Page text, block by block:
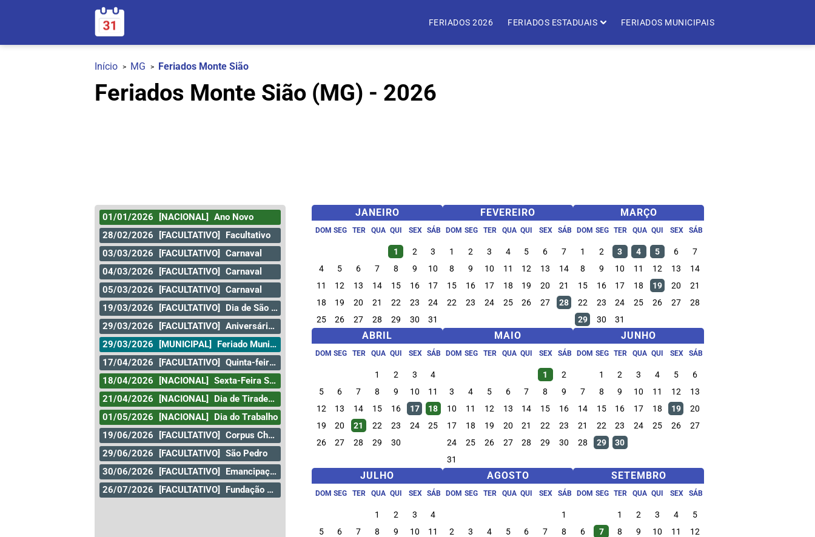
FERIADOS 2026 FERIADOS ESTADUAIS FERIADOS MUNICIPAIS
Início MG Feriados Monte Sião
Feriados Monte Sião (MG) - 2026
01/01/2026 [NACIONAL]
Ano Novo
28/02/2026
[FACULTATIVO]
Facultativo
03/03/2026
[FACULTATIVO]
Carnaval
04/03/2026
[FACULTATIVO]
Carnaval
05/03/2026
[FACULTATIVO]
Carnaval
19/03/2026
[FACULTATIVO]
Dia de São José
29/03/2026
[FACULTATIVO]
Aniversário da Cidade de Curitiba
29/03/2026
[MUNICIPAL]
Feriado Municipal
17/04/2026
[FACULTATIVO]
Quinta-feira santa
18/04/2026
[NACIONAL]
Sexta-Feira Santa
21/04/2026
[NACIONAL]
Dia de Tiradentes
01/05/2026
[NACIONAL]
Dia do Trabalho
19/06/2026
[FACULTATIVO]
Corpus Christi
29/06/2026
[FACULTATIVO]
São Pedro
30/06/2026
[FACULTATIVO]
Emancipação
26/07/2026
[FACULTATIVO] Fundação da Cidade de Goiás
JANEIRO
DOM SEG TER QUA QUI SEX SÁB
1 2
3
4
5 6 7 8 9
10
11
12 13 14 15 16
17
18
19 20 21 22 23
24
25
26 27 28 29 30 31
FEVEREIRO
DOM SEG TER QUA QUI SEX SÁB
1 2 3 4 5 6
7
8
9 10 11 12 13
14
15
16 17 18 19 20
21
22
23 24 25 26 27 28
MARÇO
DOM SEG TER QUA QUI SEX SÁB
1 2 3 4 5 6
7
8
9 10 11 12 13
14
15
16 17 18 19 20
21
22
23 24 25 26 27
28
29
30 31
ABRIL
DOM SEG TER QUA QUI SEX SÁB
1 2 3
4
5
6 7 8 9 10
11
12
13 14 15 16 17
18
19
20 21 22 23 24
25
26
27 28 29 30
MAIO
DOM SEG TER QUA QUI SEX SÁB
1
2
3
4 5 6 7 8
9
10
11 12 13 14 15
16
17
18 19 20 21 22
23
24
25 26 27 28 29
30
31
JUNHO
DOM SEG TER QUA QUI SEX SÁB
1 2 3 4 5
6
7
8 9 10 11 12
13
14
15 16 17 18 19
20
21
22 23 24 25 26
27
28
29 30
JULHO
DOM SEG TER QUA QUI SEX SÁB
1 2 3
4
5
6 7 8 9 10
11
AGOSTO
DOM SEG TER QUA QUI SEX SÁB
1
2
3 4 5 6 7
8
SETEMBRO
DOM SEG TER QUA QUI SEX SÁB
1 2 3 4
5
6
7 8 9 10 11
12